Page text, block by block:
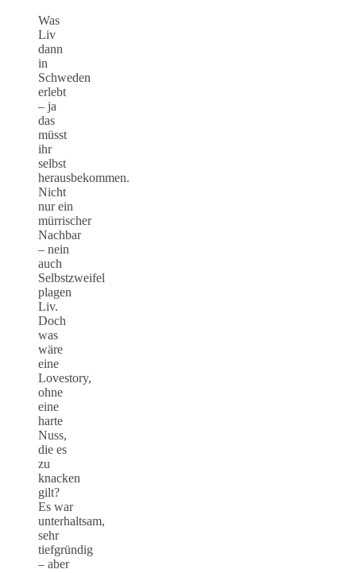
Was
Liv
dann
in
Schweden
erlebt
– ja
das
müsst
ihr
selbst
herausbekommen.
Nicht
nur ein
mürrischer
Nachbar
– nein
auch
Selbstzweifel
plagen
Liv.
Doch
was
wäre
eine
Lovestory,
ohne
eine
harte
Nuss,
die es
zu
knacken
gilt?
Es war
unterhaltsam,
sehr
tiefgründig
– aber